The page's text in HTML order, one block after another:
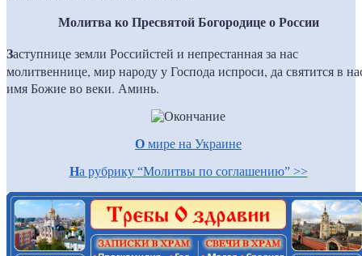
Молитва ко Пресвятой Богородице о России
Заступнице земли Российстей и непрестанная за нас
молитвеннице, мир народу у Господа испроси, да святится в
имя Божие во веки. Аминь.
О мире на Украине
На рубрику “Молитвы по соглашению” >>